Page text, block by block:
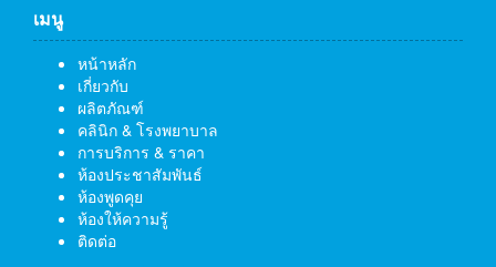
เมนู
หน้าหลัก
เกี่ยวกับ
ผลิตภัณฑ์
คลินิก & โรงพยาบาล
การบริการ & ราคา
ห้องประชาสัมพันธ์
ห้องพูดคุย
ห้องให้ความรู้
ติดต่อ